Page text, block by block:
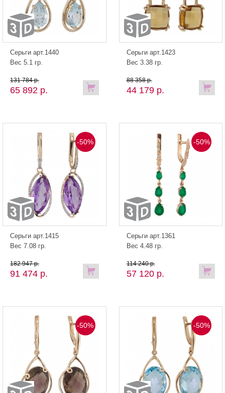
Серьги арт.1440
Вес 5.1 гр.
65 892 р.
131 784 р.
Серьги арт.1423
Вес 3.38 гр.
44 179 р.
88 358 р.
-50%
Серьги арт.1415
Вес 7.08 гр.
91 474 р.
182 947 р.
-50%
Серьги арт.1361
Вес 4.48 гр.
57 120 р.
114 240 р.
-50% -50%